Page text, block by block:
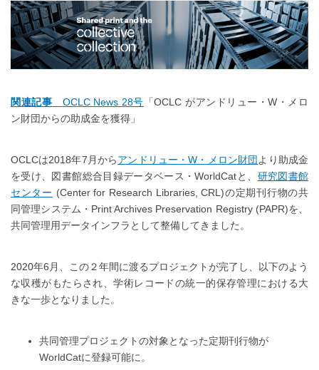
関連記事 OCLC News 28号 「OCLC がアンドリュー・W・メロ
ン財団からの助成金を獲得」
OCLCは2018年7月からアンドリュー・W・メロン財団 より助成金
を受け、図書館総合目録データベース・WorldCatと、 研究図書館
センター (Center for Research Libraries, CRL)の定期刊行物の共
同管理システム・Print Archives Preservation Registry (PAPR)を、
共同管理用データインフラとして整備してきました。
2020年6月、この２年間に渡るプロジェクトが完了し、以下のよう
な収穫がもたらされ、学術レコードの統一的保存管理における大
きな一歩となりました。
共同管理プロジェクトの対象となった定期刊行物が
WorldCatに登録可能に。